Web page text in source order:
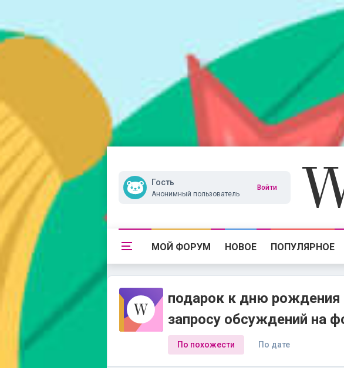
Гость
Анонимный пользователь
Войти
МОЙ ФОРУМ НОВОЕ ПОПУЛЯРНОЕ
подарок к дню рождения
запросу обсуждений на
По похожести По дате